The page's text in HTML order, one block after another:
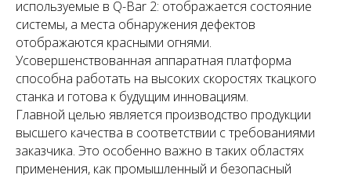
используемые в Q-Bar 2: отображается состояние
системы, а места обнаружения дефектов
отображаются красными огнями.
Усовершенствованная аппаратная платформа
способна работать на высоких скоростях ткацкого
станка и готова к будущим инновациям.
Главной целью является производство продукции
высшего качества в соответствии с требованиями
заказчика. Это особенно важно в таких областях
применения, как промышленный и безопасный